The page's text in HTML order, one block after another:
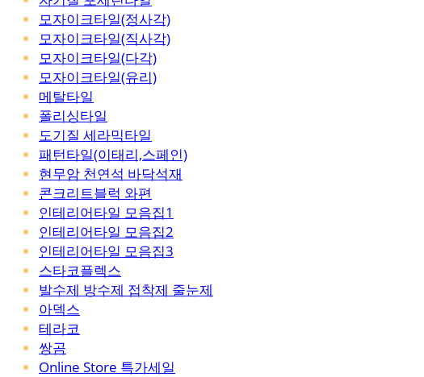
모자이크타일(정사각)
모자이크타일(직사각)
모자이크타일(다각)
모자이크타일(유리)
메탈타일
폴리싱타일
도기질 세라믹타일
패턴타일(이태리,스페인)
현무암 천연석 바닥석재
콘크리트블럭 와편
인테리어타일 모음집1
인테리어타일 모음집2
인테리어타일 모음집3
스타코플렉스
발수제 방수제 접착제 줄눈제
아덱스
테라코
쌍곰
Online Store 특가세일